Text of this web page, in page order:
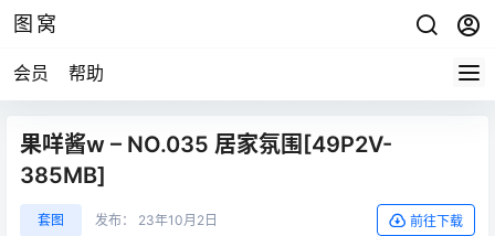
图窝
会员 帮助
果咩酱w – NO.035 居家氛围[49P2V-
385MB]
套图 发布： 23年10月2日 前往下载